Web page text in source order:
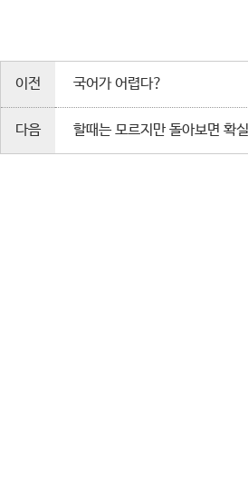
이전 국어가 어렵다?
다음 할때는 모르지만 돌아보면 확